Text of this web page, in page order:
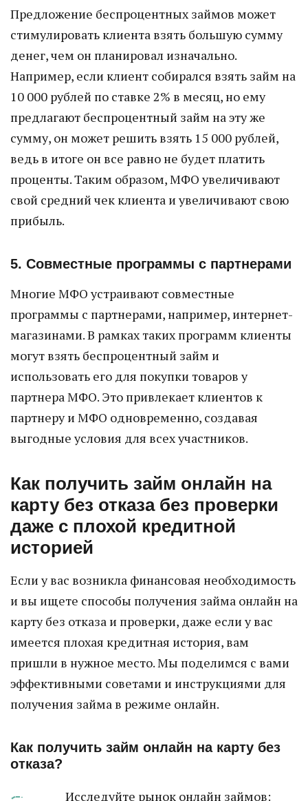
Предложение беспроцентных займов может
стимулировать клиента взять большую сумму
денег, чем он планировал изначально.
Например, если клиент собирался взять займ на
10 000 рублей по ставке 2% в месяц, но ему
предлагают беспроцентный займ на эту же
сумму, он может решить взять 15 000 рублей,
ведь в итоге он все равно не будет платить
проценты. Таким образом, МФО увеличивают
свой средний чек клиента и увеличивают свою
прибыль.
5. Совместные программы с партнерами
Многие МФО устраивают совместные
программы с партнерами, например, интернет-
магазинами. В рамках таких программ клиенты
могут взять беспроцентный займ и
использовать его для покупки товаров у
партнера МФО. Это привлекает клиентов к
партнеру и МФО одновременно, создавая
выгодные условия для всех участников.
Как получить займ онлайн на
карту без отказа без проверки
даже с плохой кредитной
историей
Если у вас возникла финансовая необходимость
и вы ищете способы получения займа онлайн на
карту без отказа и проверки, даже если у вас
имеется плохая кредитная история, вам
пришли в нужное место. Мы поделимся с вами
эффективными советами и инструкциями для
получения займа в режиме онлайн.
Как получить займ онлайн на карту без
отказа?
Исследуйте рынок онлайн займов: